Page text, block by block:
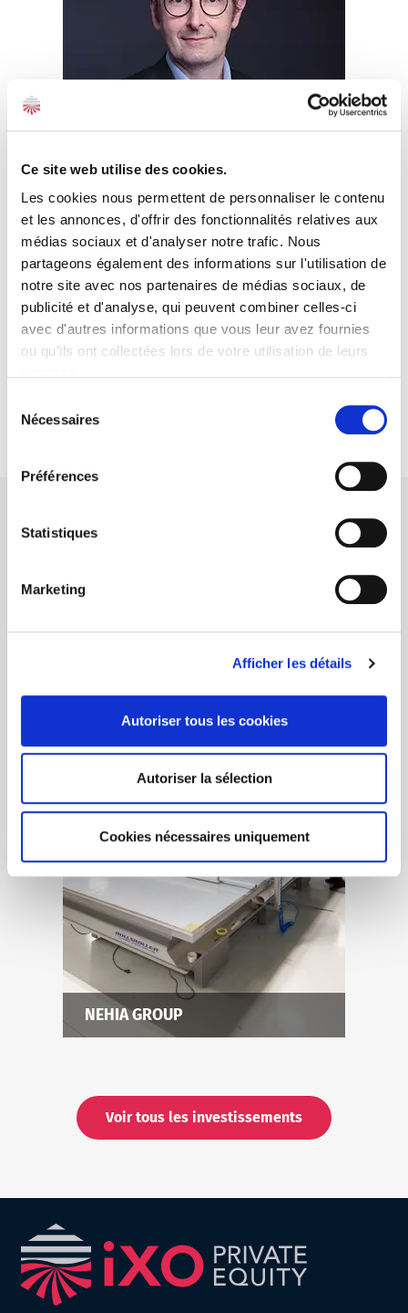
Ce site web utilise des cookies.
Les cookies nous permettent de personnaliser le contenu
et les annonces, d'offrir des fonctionnalités relatives aux
médias sociaux et d'analyser notre trafic. Nous
partageons également des informations sur l'utilisation de
notre site avec nos partenaires de médias sociaux, de
publicité et d'analyse, qui peuvent combiner celles-ci
avec d'autres informations que vous leur avez fournies
ou qu'ils ont collectées lors de votre utilisation de leurs
Nécessaires
Préférences
Statistiques
Marketing
Afficher les détails
Autoriser tous les cookies
Autoriser la sélection
Cookies nécessaires uniquement
Jean-Luc Rivière
Directeur associé
Les investissements de la
NEHIA GROUP
Voir tous les investissements